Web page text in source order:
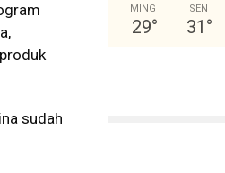
sudah
MING
29°
SEN
31 °